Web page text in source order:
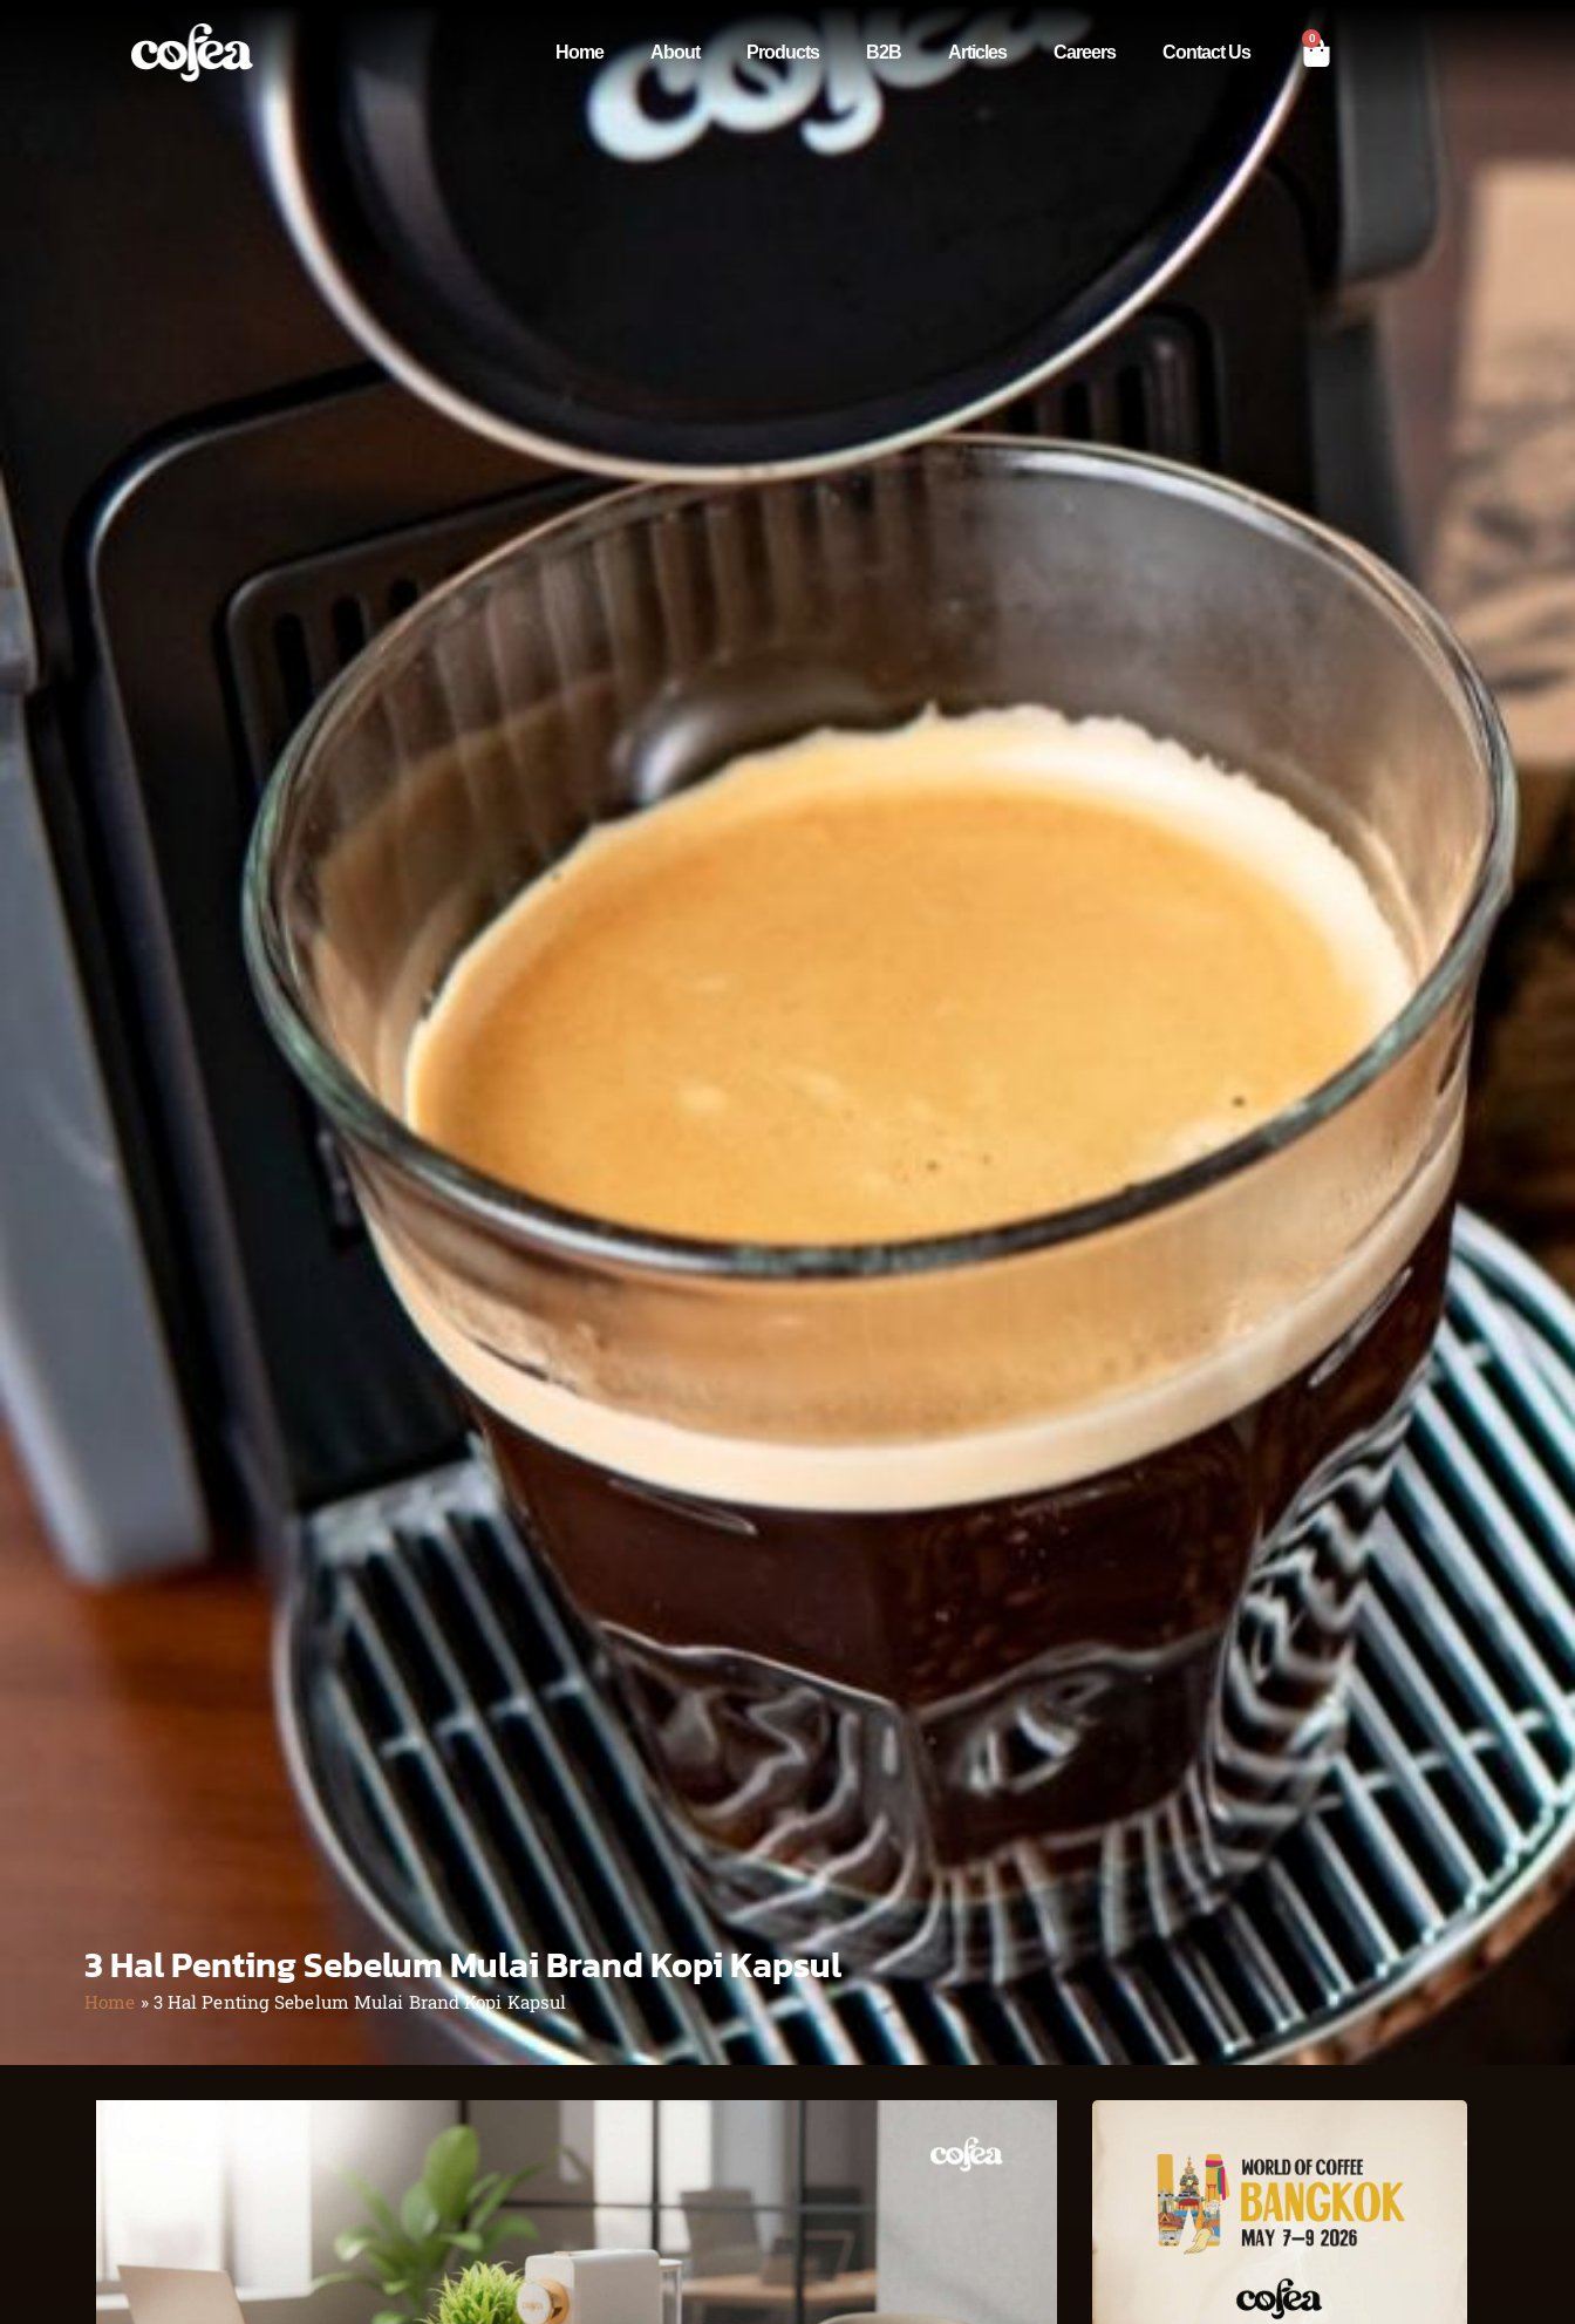
Home About Products B2B Articles Careers Contact Us
0
3 Hal Penting Sebelum Mulai Brand Kopi Kapsul
Home » 3 Hal Penting Sebelum Mulai Brand Kopi Kapsul